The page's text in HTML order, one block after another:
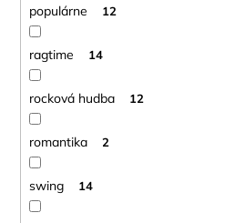
populárne 12
ragtime 14
rocková hudba 12
romantika 2
swing 14